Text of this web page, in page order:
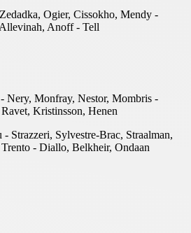
Ogier, Cissokho, Mendy -
Anoff - Tell
Nery, Monfray, Nestor, Mombris -
Kristinsson, Henen
- Strazzeri, Sylvestre-Brac, Straalman,
- Diallo, Belkheir, Ondaan